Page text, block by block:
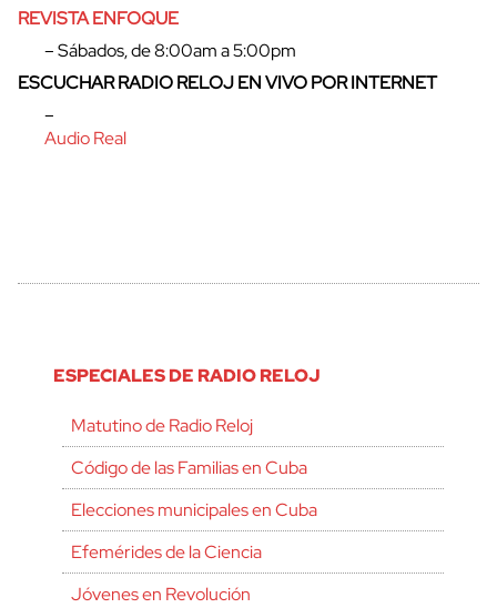
REVISTA ENFOQUE
– Sábados, de 8:00am a 5:00pm
ESCUCHAR RADIO RELOJ EN VIVO POR INTERNET
–
Audio Real
ESPECIALES DE RADIO RELOJ
Matutino de Radio Reloj
Código de las Familias en Cuba
Elecciones municipales en Cuba
Efemérides de la Ciencia
Jóvenes en Revolución